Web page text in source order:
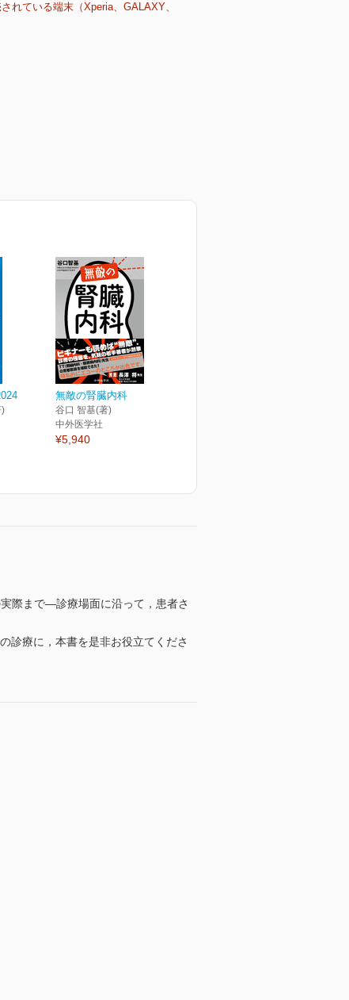
れている端末（Xperia、GALAXY、
)
無敵の腎臓内科
谷口 智基(著)
中外医学社
¥5,940
際まで―診療場面に沿って，患者さ
診療に，本書を是非お役立てくださ